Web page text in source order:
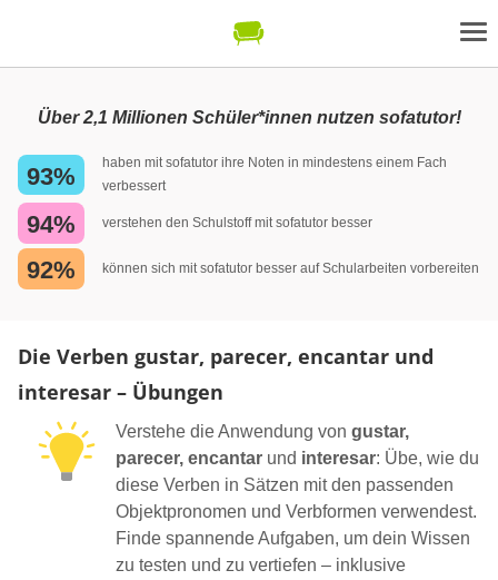
Über 2,1 Millionen Schüler*innen nutzen sofatutor!
93%
haben mit sofatutor ihre Noten in mindestens einem Fach
verbessert
94% verstehen den Schulstoff mit sofatutor besser
92% können sich mit sofatutor besser auf Schularbeiten vorbereiten
Die Verben gustar, parecer, encantar und
interesar – Übungen
Verstehe die Anwendung von gustar,
parecer, encantar und interesar: Übe, wie du
diese Verben in Sätzen mit den passenden
Objektpronomen und Verbformen verwendest.
Finde spannende Aufgaben, um dein Wissen
zu testen und zu vertiefen – inklusive